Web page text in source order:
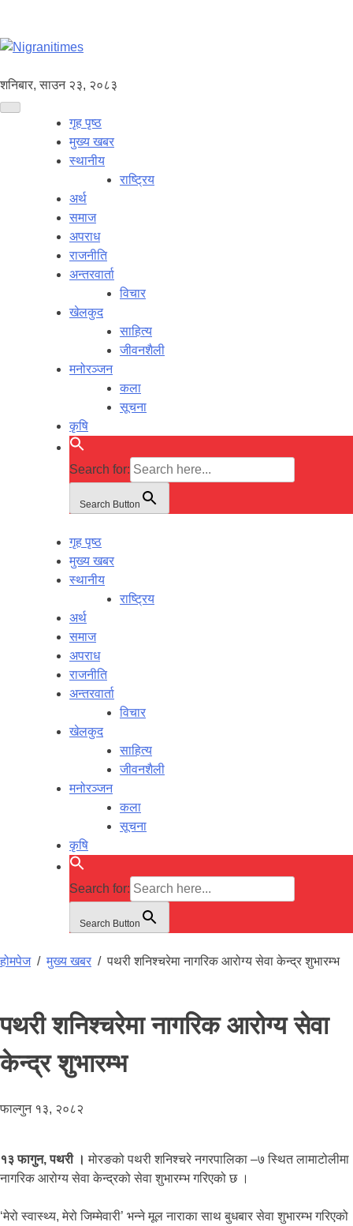
शनिबार, साउन २३, २०८३
गृह पृष्ठ
मुख्य खबर
स्थानीय
राष्ट्रिय
अर्थ
समाज
अपराध
राजनीति
अन्तरवार्ता
विचार
खेलकुद
साहित्य
जीवनशैली
मनोरञ्जन
कला
सूचना
कृषि
Search for:
Search Button
गृह पृष्ठ
मुख्य खबर
स्थानीय
राष्ट्रिय
अर्थ
समाज
अपराध
राजनीति
अन्तरवार्ता
विचार
खेलकुद
साहित्य
जीवनशैली
मनोरञ्जन
कला
सूचना
कृषि
Search for:
Search Button
होमपेज/मुख्य खबर /पथरी शनिश्चरेमा नागरिक आरोग्य सेवा केन्द्र शुभारम्भ
पथरी शनिश्चरेमा नागरिक आरोग्य सेवा
केन्द्र शुभारम्भ
फाल्गुन १३, २०८२
१३ फागुन, पथरी । मोरङको पथरी शनिश्चरे नगरपालिका –७ स्थित लामाटोलीमा
नागरिक आरोग्य सेवा केन्द्रको सेवा शुभारम्भ गरिएको छ ।
‘मेरो स्वास्थ्य, मेरो जिम्मेवारी’ भन्ने मूल नाराका साथ बुधबार सेवा शुभारम्भ गरिएको